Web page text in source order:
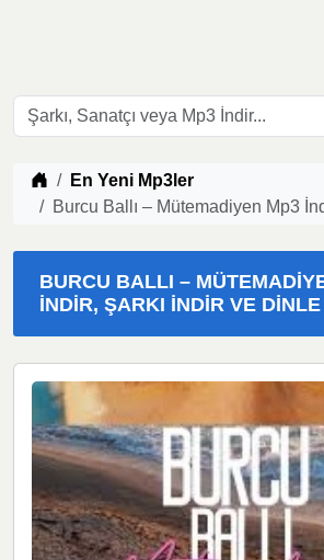
Müzik indir
En Yeni Mp3ler
Burcu Ballı – Mütemadiyen Mp3
BURCU BALLI –
İNDIR, ŞARKI İNDIR VE DINLE